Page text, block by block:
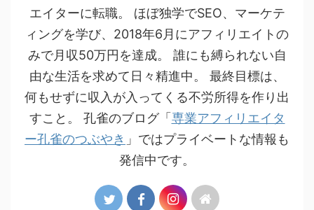
エイターに転職。 ほぼ独学でSEO、マーケテ
ィングを学び、2018年6月にアフィリエイトの
みで月収50万円を達成。 誰にも縛られない自
由な生活を求めて日々精進中。 最終目標は、
何もせずに収入が入ってくる不労所得を作り出
すこと。 孔雀のブログ「 専業アフィリエイタ
ー孔雀のつぶやき 」ではプライベートな情報も
発信中です。